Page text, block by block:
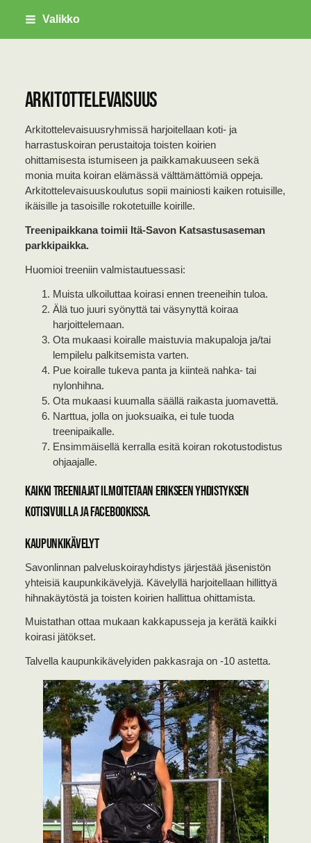
Siirry
Valikko
Arkitottelevaisuus
Arkitottelevaisuusryhmissä harjoitellaan koti- ja
harrastuskoiran perustaitoja toisten koirien
ohittamisesta istumiseen ja paikkamakuuseen sekä
monia muita koiran elämässä välttämättömiä oppeja.
Arkitottelevaisuuskoulutus sopii mainiosti kaiken rotuisille,
ikäisille ja tasoisille rokotetuille koirille.
Treenipaikkana toimii Itä-Savon Katsastusaseman
parkkipaikka.
Huomioi treeniin valmistautuessasi:
Muista ulkoiluttaa koirasi ennen treeneihin tuloa.
Älä tuo juuri syönyttä tai väsynyttä koiraa
harjoittelemaan.
Ota mukaasi koiralle maistuvia makupaloja ja/tai
lempilelu palkitsemista varten.
Pue koiralle tukeva panta ja kiinteä nahka- tai
nylonhihna.
Ota mukaasi kuumalla säällä raikasta juomavettä.
Narttua, jolla on juoksuaika, ei tule tuoda
treenipaikalle.
Ensimmäisellä kerralla esitä koiran rokotustodistus
ohjaajalle.
Kaikki treeniajat ilmoitetaan erikseen yhdistyksen
kotisivuilla ja Facebookissa.
Kaupunkikävelyt
Savonlinnan palveluskoirayhdistys järjestää jäsenistön
yhteisiä kaupunkikävelyjä. Kävelyllä harjoitellaan hillittyä
hihnakäytöstä ja toisten koirien hallittua ohittamista.
Muistathan ottaa mukaan kakkapusseja ja kerätä kaikki
koirasi jätökset.
Talvella kaupunkikävelyiden pakkasraja on -10 astetta.